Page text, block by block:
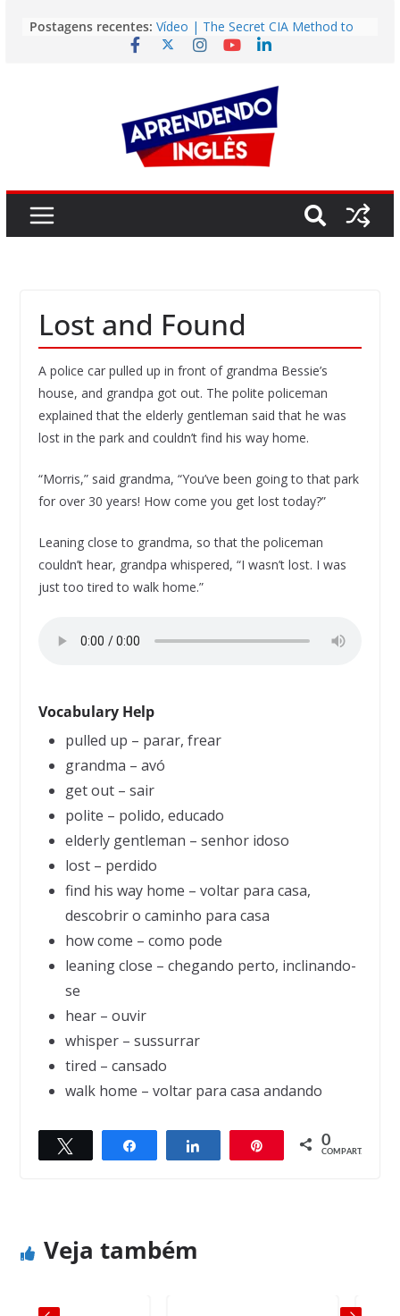
para
Postagens recentes: Vídeo | The Secret CIA Method to
Learn Any Language in 11 Days
Vídeo | Do imaginary friends make
you smarter?
Story | Brasília: The City That Rose
from the Wilderness
Easy English Song | Somewhere
Over the Rainbow (Israel
Lost and Found
A police car pulled up in front of grandma Bessie’s
house, and grandpa got out. The polite policeman
explained that the elderly gentleman said that he was
lost in the park and couldn’t find his way home.
“Morris,” said grandma, “You’ve been going to that park
for over 30 years! How come you get lost today?”
Leaning close to grandma, so that the policeman
couldn’t hear, grandpa whispered, “I wasn’t lost. I was
just too tired to walk home.”
Vocabulary Help
pulled up – parar, frear
grandma – avó
get out – sair
polite – polido, educado
elderly gentleman – senhor idoso
lost – perdido
find his way home – voltar para casa,
descobrir o caminho para casa
how come – como pode
leaning close – chegando perto, inclinando-
se
hear – ouvir
whisper – sussurrar
tired – cansado
walk home – voltar para casa andando
Compartilhar Compartilhar 0
COMPART.
← Previous
Next →
Veja também